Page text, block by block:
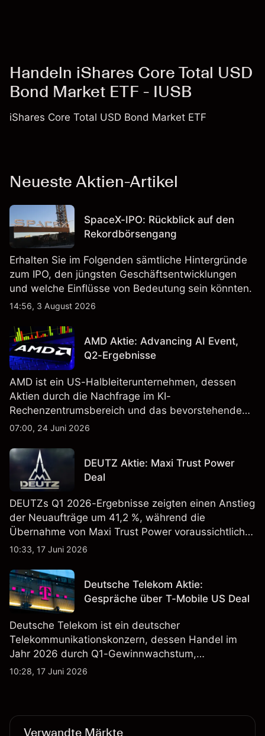
Handeln iShares Core Total USD
Bond Market ETF - IUSB
iShares Core Total USD Bond Market ETF
Neueste Aktien-Artikel
SpaceX-IPO: Rückblick auf den
Rekordbörsengang
Erhalten Sie im Folgenden sämtliche Hintergründe
zum IPO, den jüngsten Geschäftsentwicklungen
und welche Einflüsse von Bedeutung sein könnten.
14:56, 3 August 2026
AMD Aktie: Advancing AI Event,
Q2-Ergebnisse
AMD ist ein US-Halbleiterunternehmen, dessen
Aktien durch die Nachfrage im KI-
Rechenzentrumsbereich und das bevorstehende
„Advancing AI 2026"-Event im Juli Aufmerksamkeit
Vergangenheit ist kein verlässlicher Indikator für
zukünftige Ergebnisse.
07:00, 24 Juni 2026
DEUTZ Aktie: Maxi Trust Power
Deal
DEUTZs Q1 2026-Ergebnisse zeigten einen Anstieg
der Neuaufträge um 41,2 %, während die
Übernahme von Maxi Trust Power voraussichtlich
40 Mio. € zum Umsatz von DEUTZ Energy
Vergangenheit ist kein verlässlicher Indikator für
zukünftige Ergebnisse.
10:33, 17 Juni 2026
Deutsche Telekom Aktie:
Gespräche über T-Mobile US Deal
Deutsche Telekom ist ein deutscher
Telekommunikationskonzern, dessen Handel im
Jahr 2026 durch Q1-Gewinnwachstum,
Aktienrückkäufe und Berichte über einen möglichen
10:28, 17 Juni 2026
Verwandte Märkte